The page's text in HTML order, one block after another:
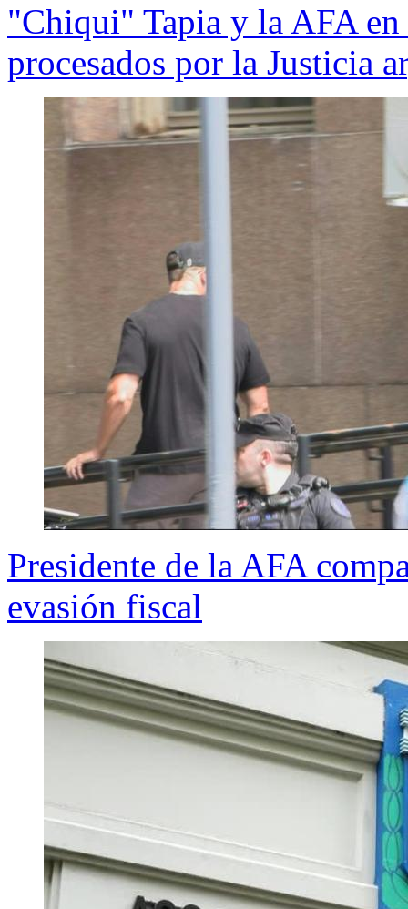
"Chiqui" Tapia y la AFA
procesados por la Justicia
Presidente de la AFA
evasión fiscal